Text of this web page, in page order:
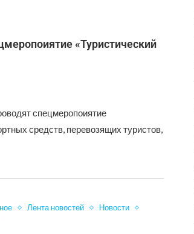
«Туристический
спецмеропоиятие
средств, перевозящих туристов,
Лента новостей
Новости